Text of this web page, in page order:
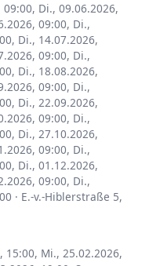
09:00, Di., 09.06.2026,
09:00, Di.,
, Di., 14.07.2026,
09:00, Di.,
, Di., 18.08.2026,
09:00, Di.,
, Di., 22.09.2026,
09:00, Di.,
, Di., 27.10.2026,
09:00, Di.,
, Di., 01.12.2026,
09:00, Di.,
· E.-v.-Hiblerstraße 5,
15:00, Mi., 25.02.2026,